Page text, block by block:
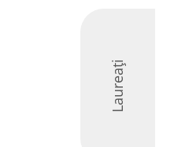
Laureați